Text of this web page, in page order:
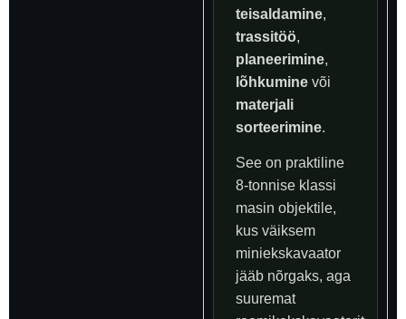
teisaldamine,
trassitöö,
planeerimine,
lõhkumine või
materjali
sorteerimine.
See on praktiline
8-tonnise klassi
masin objektile,
kus väiksem
miniekskavaator
jääb nõrgaks, aga
suuremat